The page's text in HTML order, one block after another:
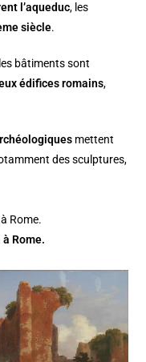
l’aqueduc, les
siècle.
bâtiments sont
édifices romains,
mettent
des sculptures,
Rome.